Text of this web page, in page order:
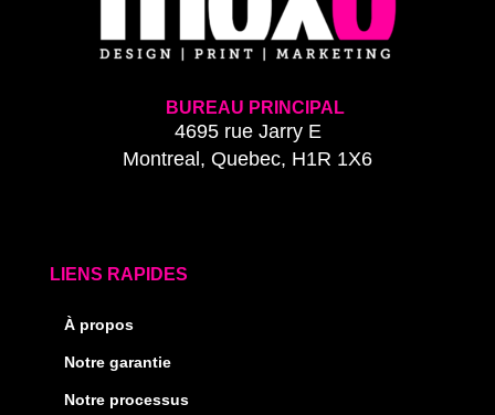
BUREAU PRINCIPAL
4695 rue Jarry E
Montreal, Quebec, H1R 1X6
LIENS RAPIDES
À propos
Notre garantie
Notre processus